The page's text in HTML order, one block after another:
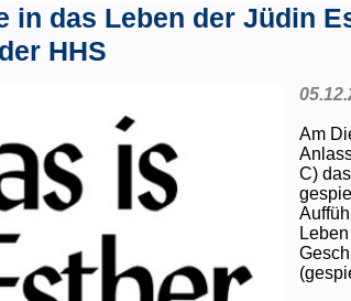
in das Leben der Jüdin
HHS
Am
C)